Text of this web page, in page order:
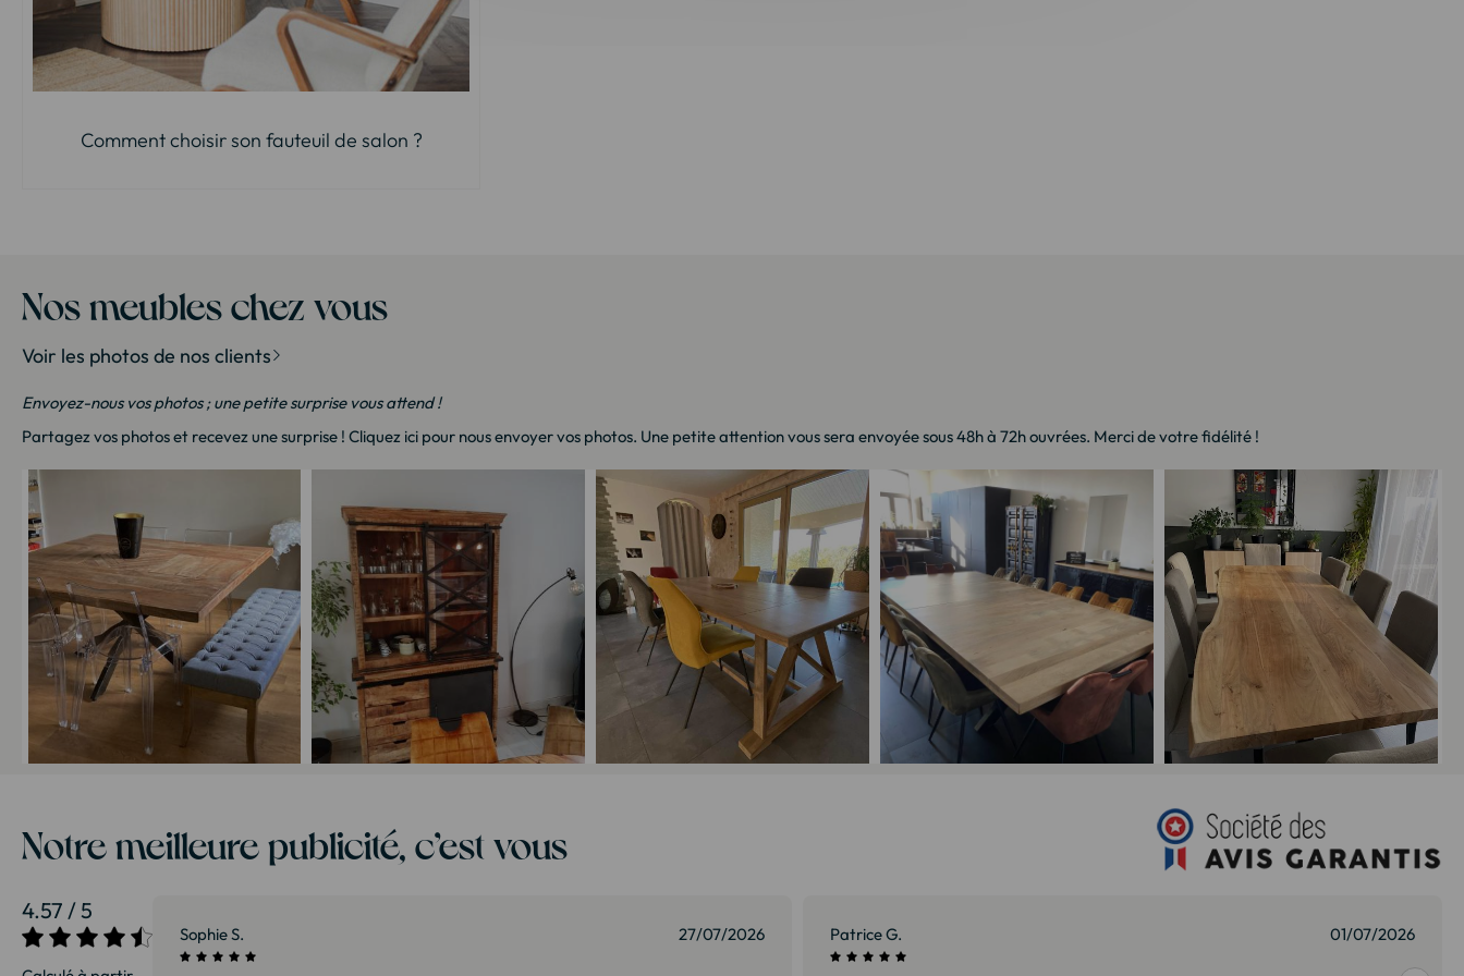
Comment choisir son fauteuil de salon ?
Nos meubles chez vous
Voir les photos de nos clients
Envoyez-nous vos photos ; une petite surprise vous attend !
Partagez vos photos et recevez une surprise ! Cliquez ici pour nous envoyer vos photos. Une petite attention vous sera envoyée sous 48h à 72h ouvrées. Merci de votre fidélité !
Notre meilleure publicité, c’est vous
4.57 / 5
27/07/2026 Patrice G. 01/07/2026 Isabelle G. 27/07/2026